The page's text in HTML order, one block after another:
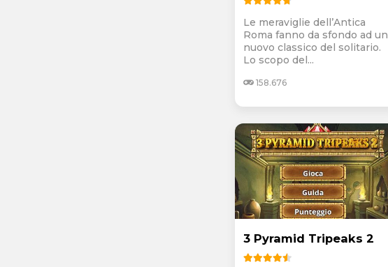
Le meraviglie dell’Antica
Roma fanno da sfondo ad un
nuovo classico del solitario.
Lo scopo del...
158.676
3 Pyramid Tripeaks 2